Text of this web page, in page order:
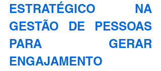
ESTRATÉGICO NA
GESTÃO DE PESSOAS
PARA GERAR
ENGAJAMENTO